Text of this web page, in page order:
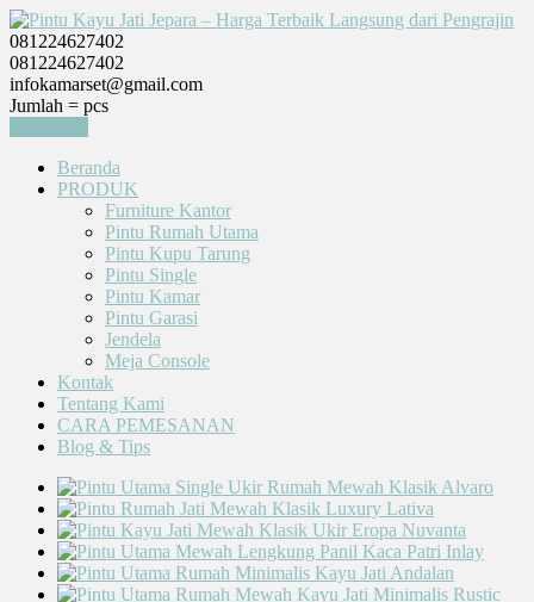
081224627402
081224627402
infokamarset@gmail.com
Jumlah = pcs
Beranda
PRODUK
Furniture Kantor
Pintu Rumah Utama
Pintu Kupu Tarung
Pintu Single
Pintu Kamar
Pintu Garasi
Jendela
Meja Console
Kontak
Tentang Kami
CARA PEMESANAN
Blog & Tips